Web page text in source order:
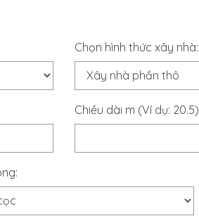
Chọn hình thức xây nhà:
Chiều dài m (Ví dụ: